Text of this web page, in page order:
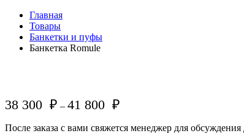
Главная
Товары
Банкетки и пуфы
Банкетка Romule
38 300 ₽ – 41 800 ₽
После заказа с вами свяжется менеджер для